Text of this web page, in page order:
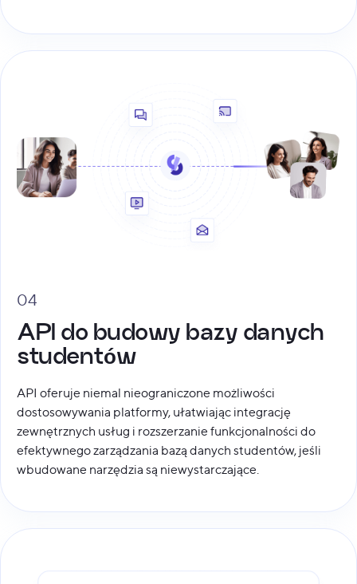
04
API do budowy bazy danych
studentów
API oferuje niemal nieograniczone możliwości
dostosowywania platformy, ułatwiając integrację
zewnętrznych usług i rozszerzanie funkcjonalności do
efektywnego zarządzania bazą danych studentów, jeśli
wbudowane narzędzia są niewystarczające.